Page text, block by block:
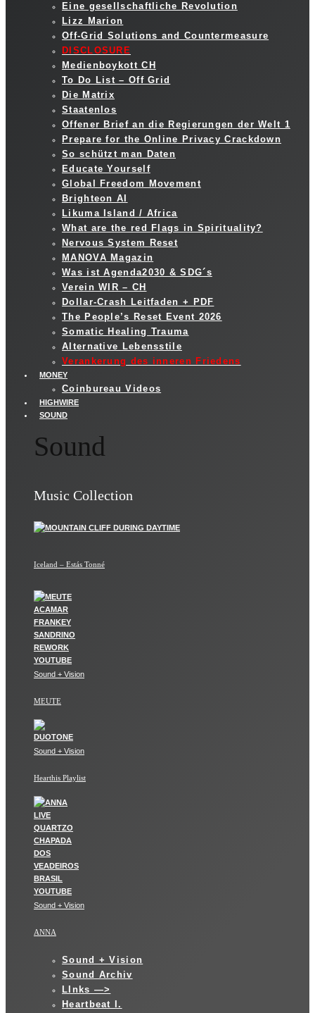
Eine gesellschaftliche Revolution
Lizz Marion
Off-Grid Solutions and Countermeasure
DISCLOSURE
Medienboykott CH
To Do List – Off Grid
Die Matrix
Staatenlos
Offener Brief an die Regierungen der Welt 1
Prepare for the Online Privacy Crackdown
So schützt man Daten
Educate Yourself
Global Freedom Movement
Brighteon AI
Likuma Island / Africa
What are the red Flags in Spirituality?
Nervous System Reset
MANOVA Magazin
Was ist Agenda2030 & SDG´s
Verein WIR – CH
Dollar-Crash Leitfaden + PDF
The People’s Reset Event 2026
Somatic Healing Trauma
Alternative Lebensstile
Verankerung des inneren Friedens
MONEY
Coinbureau Videos
HIGHWIRE
SOUND
Sound
Music Collection
Iceland – Estás Tonné
Sound + Vision
MEUTE
Sound + Vision
Hearthis Playlist
Sound + Vision
ANNA
Sound + Vision
Sound Archiv
LInks —>
Heartbeat I.